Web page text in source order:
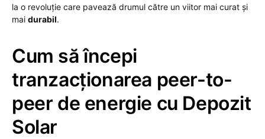
la o revoluție care pavează drumul către un viitor mai curat și
mai durabil.
Cum să începi
tranzacționarea peer-to-
peer de energie cu Depozit
Solar